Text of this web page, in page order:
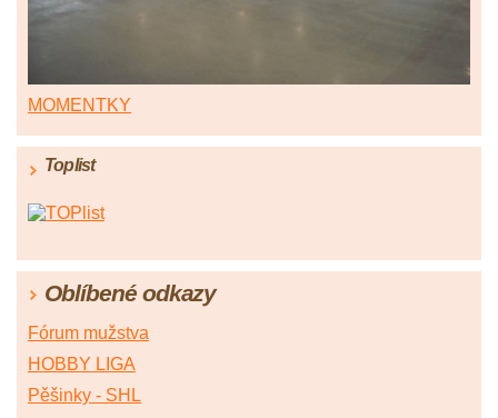
MOMENTKY
Toplist
Oblíbené odkazy
Fórum mužstva
HOBBY LIGA
Pěšinky - SHL